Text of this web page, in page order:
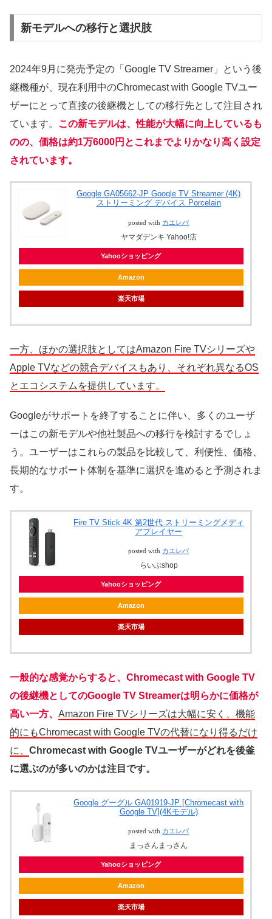
新モデルへの移行と選択肢
2024年9月に発売予定の「Google TV Streamer」という後
継機種が、現在利用中のChromecast with Google TVユー
ザーにとって直接の後継機としての移行先として注目され
ています。 この新モデルは、性能が大幅に向上しているも
のの、価格は約1万6000円とこれまでよりかなり高く設定
されています。
Google GA05662-JP Google TV Streamer (4K)
ストリーミング デバイス Porcelain
posted with カエレバ
ヤマダデンキ Yahoo!店
Yahooショッピング
Amazon
楽天市場
一方、ほかの選択肢としてはAmazon Fire TVシリーズや
Apple TVなどの競合デバイスもあり、それぞれ異なるOS
とエコシステムを提供しています。
Googleがサポートを終了することに伴い、多くのユーザ
ーはこの新モデルや他社製品への移行を検討するでしょ
う。ユーザーはこれらの製品を比較して、利便性、価格、
長期的なサポート体制を基準に選択を進めると予測されま
す。
Fire TV Stick 4K 第2世代 ストリーミングメディ
アプレイヤー
posted with カエレバ
らいぶshop
Yahooショッピング
Amazon
楽天市場
一般的な感覚からすると、Chromecast with Google TV
の後継機としてのGoogle TV Streamerは明らかに価格が
高い一方、 Amazon Fire TVシリーズは大幅に安く、機能
的にもChromecast with Google TVの代替になり得るだけ
に、 Chromecast with Google TVユーザーがどれを後釜
に選ぶのが多いのかは注目です。
Google グーグル GA01919-JP [Chromecast with
Google TV](4Kモデル)
posted with カエレバ
まっさんまっさん
Yahooショッピング
Amazon
楽天市場